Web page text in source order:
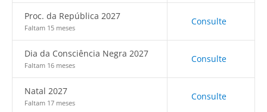
Proc. da República 2027
Faltam 15 meses
Consulte
Dia da Consciência Negra 2027
Faltam 16 meses
Consulte
Natal 2027
Faltam 17 meses
Consulte